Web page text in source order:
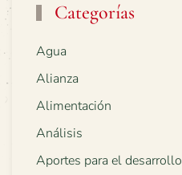
Categorías
Agua
Alianza
Alimentación
Análisis
Aportes para el desarrollo